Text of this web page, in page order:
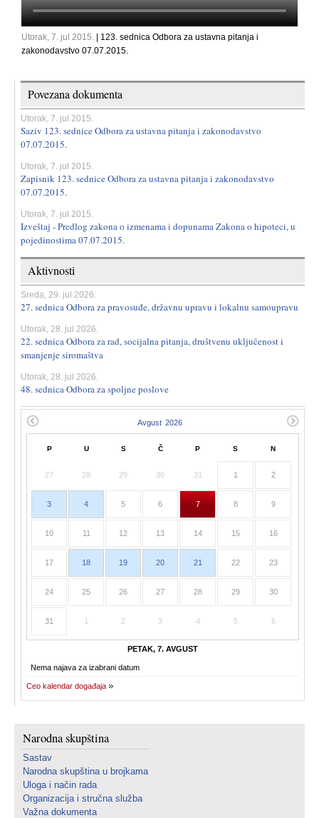
Utorak, 7. jul 2015.
| 123. sednica Odbora za ustavna pitanja i
zakonodavstvo 07.07.2015.
Povezana dokumenta
Utorak, 7. jul 2015.
Saziv 123. sednice Odbora za ustavna pitanja i zakonodavstvo
07.07.2015.
Utorak, 7. jul 2015.
Zapisnik 123. sednice Odbora za ustavna pitanja i zakonodavstvo
07.07.2015.
Utorak, 7. jul 2015.
Izveštaj - Predlog zakona o izmenama i dopunama Zakona o hipoteci, u
pojedinostima 07.07.2015.
Aktivnosti
Sreda, 29. jul 2026.
27. sednica Odbora za pravosuđe, državnu upravu i lokalnu samoupravu
Utorak, 28. jul 2026.
22. sednica Odbora za rad, socijalna pitanja, društvenu uključenost i
smanjenje siromaštva
Utorak, 28. jul 2026.
48. sednica Odbora za spoljne poslove
P U S Č P S N
27 28 29 30 31 1 2
3 4 5 6 7 8 9
10 11 12 13 14 15 16
17 18 19 20 21 22 23
24 25 26 27 28 29 30
31 1 2 3 4 5 6
PETAK, 7. AVGUST
Nema najava za izabrani datum
Ceo kalendar događaja
Narodna skupština
Sastav
Narodna skupština u brojkama
Uloga i način rada
Organizacija i stručna služba
Važna dokumenta